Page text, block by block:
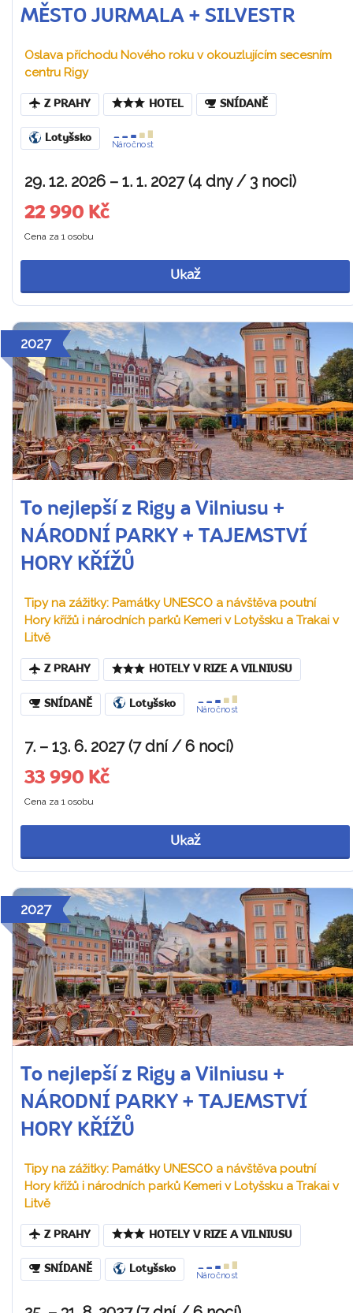
MĚSTO JURMALA + SILVESTR
Oslava příchodu Nového roku v okouzlujícím secesním
centru Rigy
Z PRAHY HOTEL SNÍDANĚ
Lotyšsko
Náročnost
29. 12. 2026 – 1. 1. 2027 (4 dny / 3 noci)
22 990 Kč
Cena za 1 osobu
Ukaž
2027
To nejlepší z Rigy a Vilniusu +
NÁRODNÍ PARKY + TAJEMSTVÍ
HORY KŘÍŽŮ
Tipy na zážitky: Památky UNESCO a návštěva poutní
Hory křížů i národních parků Kemeri v Lotyšsku a Trakai v
Litvě
Z PRAHY HOTELY V RIZE A VILNIUSU
SNÍDANĚ Lotyšsko
Náročnost
7. – 13. 6. 2027 (7 dní / 6 nocí)
33 990 Kč
Cena za 1 osobu
Ukaž
2027
To nejlepší z Rigy a Vilniusu +
NÁRODNÍ PARKY + TAJEMSTVÍ
HORY KŘÍŽŮ
Tipy na zážitky: Památky UNESCO a návštěva poutní
Hory křížů i národních parků Kemeri v Lotyšsku a Trakai v
Litvě
Z PRAHY HOTELY V RIZE A VILNIUSU
SNÍDANĚ Lotyšsko
Náročnost